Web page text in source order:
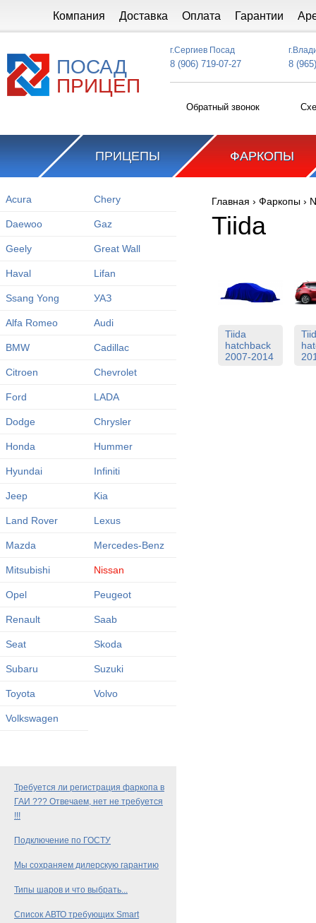
Компания Доставка Оплата Гарантии
ПОСАД
ПРИЦЕП
г.Сергиев Посад
8 (906) 719-07-27 8
Обратный звонок
ПРИЦЕПЫ ФАРКОПЫ
Acura Chery
Daewoo Gaz
Geely Great Wall
Haval Lifan
Ssang Yong УАЗ
Alfa Romeo Audi
BMW Cadillac
Citroen Chevrolet
Ford LADA
Dodge Chrysler
Honda Hummer
Hyundai Infiniti
Jeep Kia
Land Rover Lexus
Mazda Mercedes-Benz
Mitsubishi Nissan
Opel Peugeot
Renault Saab
Seat Skoda
Subaru Suzuki
Toyota Volvo
Volkswagen
Требуется ли регистрация фаркопа в
ГАИ ??? Отвечаем, нет не требуется
!!!
Подключение по ГОСТУ
Мы сохраняем дилерскую гарантию
Типы шаров и что выбрать...
Список АВТО требующих Smart
Вы здесь
Главная › Фаркопы ›
Tiida
Tiida
hatchback
2007-2014